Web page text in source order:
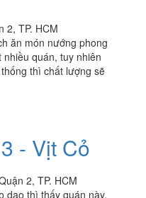
Japanese
TP. HCM